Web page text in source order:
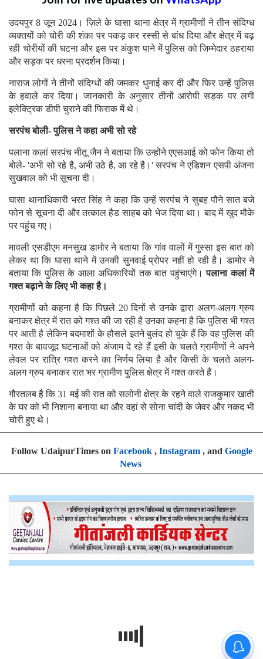
उदयपुर 8 जून 2024। ज़िले के घासा थाना क्षेत्र में ग्रामीणों ने तीन संदिग्ध
व्यक्तयों को चोरी की शंका पर पकड़ कर रस्सी से बांध दिया और क्षेत्र में बढ़
रही चोरीयों की घटना और इस पर अंकुश पाने में पुलिस को जिम्मेदार ठहराया
और सड़क पर धरना प्रदर्शन किया।
नाराज लोगों ने तीनों संदिग्धों की जमकर धुनाई कर दी और फिर उन्हें पुलिस
के हवाले कर दिया। जानकारी के अनुसार तीनों आरोपी सड़क पर लगी
इलेक्ट्रिक डीपी चुराने की फिराक में थे।
सरपंच बोली- पुलिस ने कहा अभी सो रहे
पलाना कलां सरपंच नीतू जैन ने बताया कि उन्होंने एएसआई को फोन किया तो
बोले- 'अभी सो रहे है, अभी उठे है, आ रहे है।' सरपंच ने एडिशन एसपी अंजना
सुखवाल को भी सूचना दी।
घासा थानाधिकारी भरत सिंह ने कहा कि उन्हें सरपंच ने सुबह पौने सात बजे
फोन से सूचना दी और तत्काल हैड साहब को भेज दिया था। बाद में खुद मौके
पर पहुंच गए।
मावली एसडीएम मनसुख डामोर ने बताया कि गांव वालों में गुस्सा इस बात को
लेकर था कि घासा थाने में उनकी सुनवाई प्रोपर नहीं हो रही है। डामोर ने
बताया कि पुलिस के आला अधिकारियों तक बात पहुंचाएंगे।पलाना कलां में
गश्त बढ़ाने के लिए भी कहा है।
ग्रामीणों को कहना है कि पिछले 20 दिनों से उनके द्वारा अलग-अलग ग्रुप
बनाकर क्षेत्र में रात को गश्त की जा रही है उनका कहना है कि पुलिस भी गश्त
पर आती है लेकिन बदमाशों के हौसले इतने बुलंद हो चुके हैं कि वह पुलिस की
गश्त के बावजूद घटनाओं को अंजाम दे रहे हैं इसी के चलते ग्रामीणों ने अपने
लेवल पर रात्रि गश्त करने का निर्णय लिया है और किसी के चलते अलग-
अलग ग्रुप बनाकर रात भर ग्रामीण पुलिस क्षेत्र में गश्त करते हैं।
गौरतलब है कि 31 मई की रात को सलोनी क्षेत्र के रहने वाले राजकुमार खाती
के घर को भी निशाना बनाया था और वहां से सोना चांदी के जेवर और नकद भी
चोरी हुए थे।
Follow UdaipurTimes on Facebook, Instagram, and Google
News